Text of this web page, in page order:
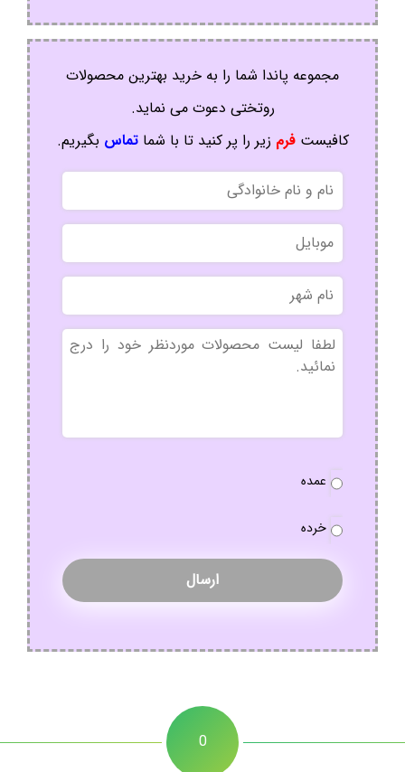
مجموعه پاندا شما را به خرید بهترین محصولات
روتختی دعوت می نماید.
کافیستفرم زیر را پر کنید تا با شماتماس بگیریم.
نام
و
نام
خانوادگی
موبایل
نام
شهر
بدون
عنوان
نوع
عمده
خرده
0